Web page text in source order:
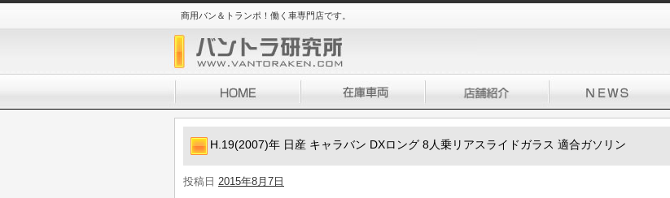
商用バン＆トランポ！働く車専門店です。
H.19(2007)年 日産 キャラバン DXロング 8人乗リアスライドガラス 適合ガソリン
投稿日 2015年8月7日